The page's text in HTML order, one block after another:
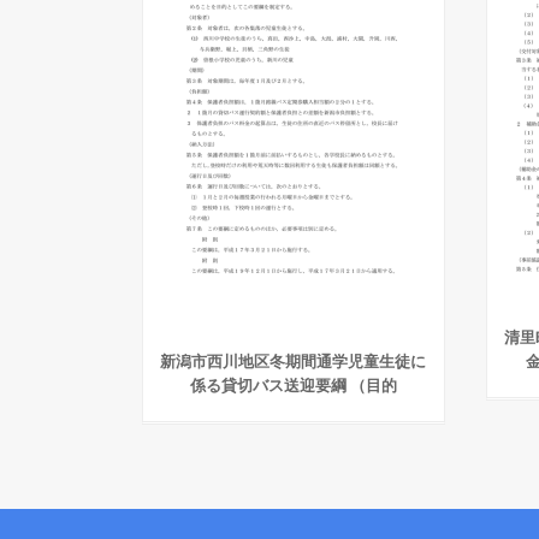
清
新潟市西川地区冬期間通学児童生徒に
係る貸切バス送迎要綱 （目的